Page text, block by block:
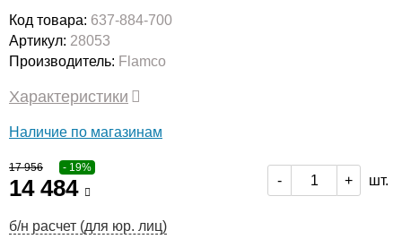
Код товара: 637-884-700
Артикул: 28053
Производитель: Flamco
Характеристики
Наличие по магазинам
17 956 - 19%
14 484 - + шт.
б/н расчет (для юр. лиц)